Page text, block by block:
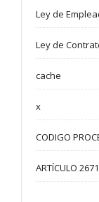
Ley de
Ley de
cache
x
CODIGO
ARTÍCULO 2671